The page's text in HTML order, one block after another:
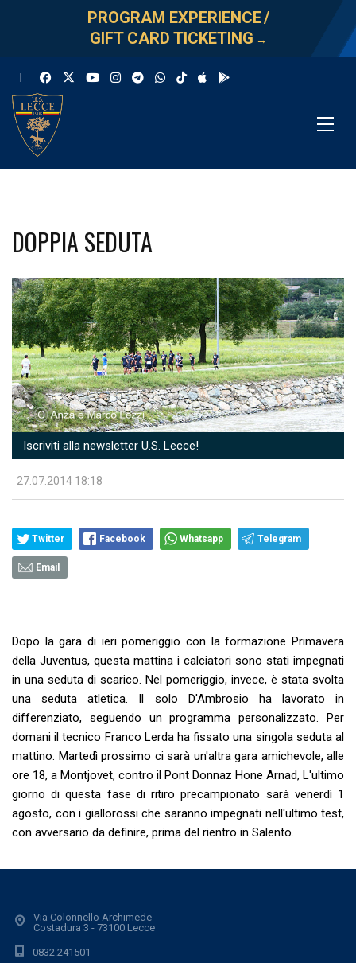
PROGRAM EXPERIENCE/
GIFT CARD TICKETING →
DOPPIA SEDUTA
Iscriviti alla newsletter U.S. Lecce!
27.07.2014 18:18
Twitter Facebook Whatsapp Telegram
Email
Dopo la gara di ieri pomeriggio con la formazione Primavera
della Juventus, questa mattina i calciatori sono stati impegnati
in una seduta di scarico. Nel pomeriggio, invece, è stata svolta
una seduta atletica. Il solo D'Ambrosio ha lavorato in
differenziato, seguendo un programma personalizzato. Per
domani il tecnico Franco Lerda ha fissato una singola seduta al
mattino. Martedì prossimo ci sarà un'altra gara amichevole, alle
ore 18, a Montjovet, contro il Pont Donnaz Hone Arnad, L'ultimo
giorno di questa fase di ritiro precampionato sarà venerdì 1
agosto, con i giallorossi che saranno impegnati nell'ultimo test,
con avversario da definire, prima del rientro in Salento.
Via Colonnello Archimede
Costadura 3 - 73100 Lecce
0832.241501